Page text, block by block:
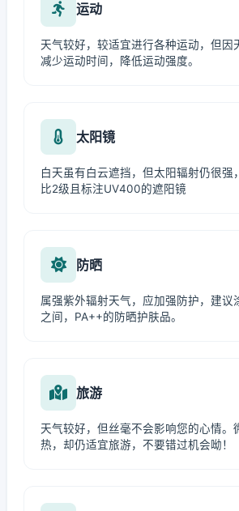
运动
天气较好，较适宜进行各种运动，但因
减少运动时间，降低运动强度。
太阳镜
白天虽有白云遮挡，但太阳辐射仍很强
比2级且标注UV400的遮阳镜
防晒
属强紫外辐射天气，应加强防护，建议
之间，PA++的防晒护肤品。
旅游
天气较好，但丝毫不会影响您的心情。
热，却仍适宜旅游，不要错过机会呦！